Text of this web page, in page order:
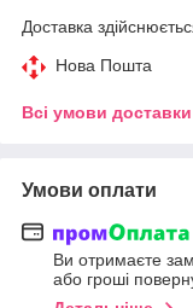
Доставка
Нова Пошта
Всі умови доставки
Умови оплати
Ви отримаєте
або гроші